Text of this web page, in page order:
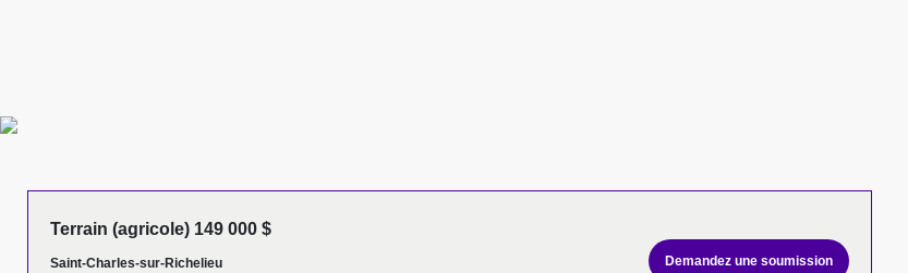
Terrain (agricole) 149 000 $
Saint-Charles-sur-Richelieu Demandez une soumission